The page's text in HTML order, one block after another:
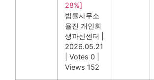
28%]
법률사무소
율진 개인회
생파산센터
2026.05.21
Votes 0
Views 152